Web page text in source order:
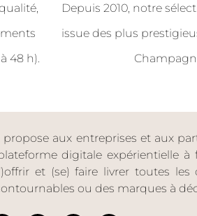
48 h).
Depuis 2010, notre
issue des plus
aux entreprises et aux
digitale expérientielle à
et (se) faire livrer toutes les
ou des marques à